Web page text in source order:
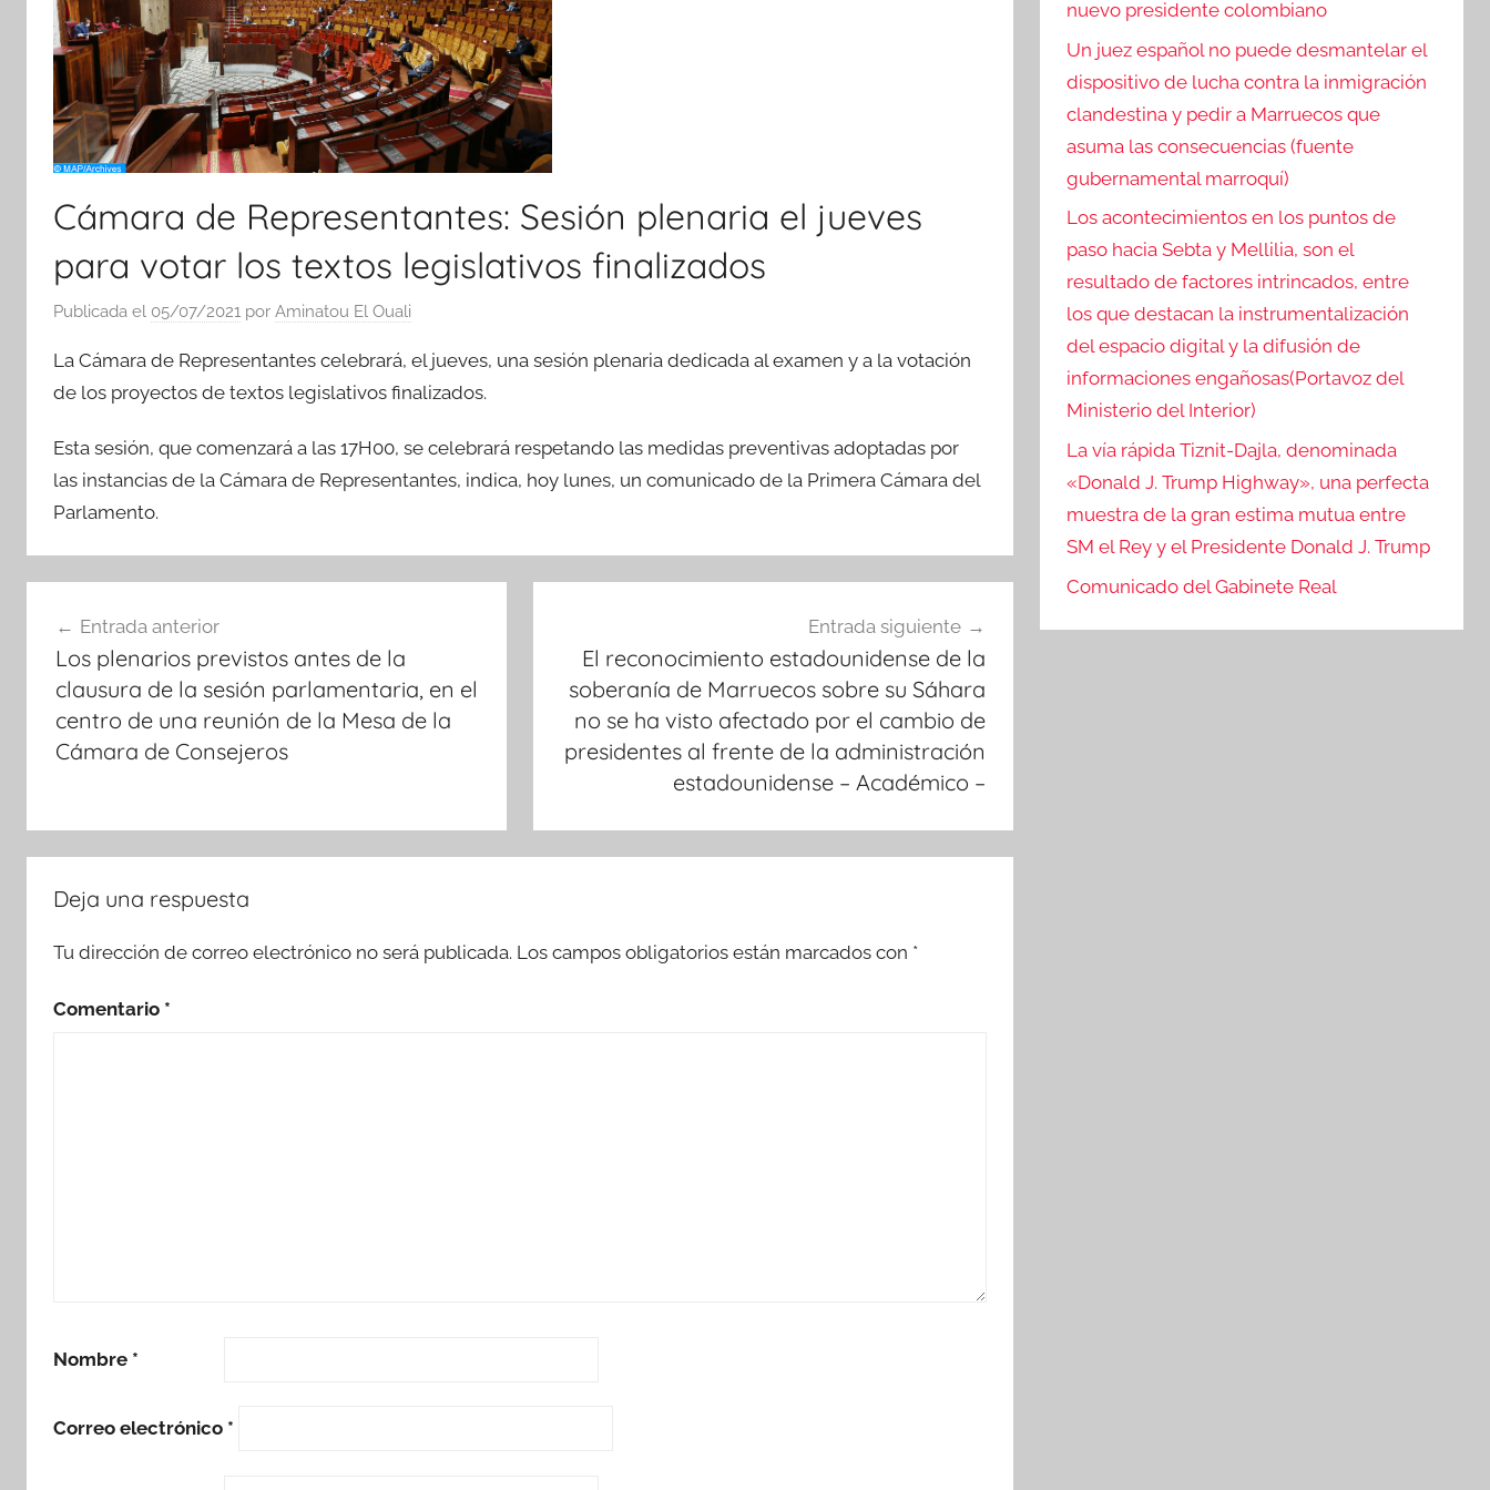
Cámara de Representantes: Sesión plenaria el jueves
para votar los textos legislativos finalizados
Publicada el 05/07/2021 por Aminatou El Ouali
La Cámara de Representantes celebrará, el jueves, una sesión plenaria dedicada al examen y a la votación
de los proyectos de textos legislativos finalizados.
Esta sesión, que comenzará a las 17H00, se celebrará respetando las medidas preventivas adoptadas por
las instancias de la Cámara de Representantes, indica, hoy lunes, un comunicado de la Primera Cámara del
Parlamento.
de
entradas
Entrada anterior
Los plenarios previstos antes de la
clausura de la sesión parlamentaria, en el
centro de una reunión de la Mesa de la
Cámara de Consejeros
Entrada siguiente
El reconocimiento estadounidense de la
soberanía de Marruecos sobre su Sáhara
no se ha visto afectado por el cambio de
presidentes al frente de la administración
estadounidense – Académico –
Deja una respuesta
Tu dirección de correo electrónico no será publicada. Los campos obligatorios están marcados con *
Comentario *
Nombre *
Correo electrónico *
nuevo presidente colombiano
Un juez español no puede desmantelar el
dispositivo de lucha contra la inmigración
clandestina y pedir a Marruecos que
asuma las consecuencias (fuente
gubernamental marroquí)
Los acontecimientos en los puntos de
paso hacia Sebta y Mellilia, son el
resultado de factores intrincados, entre
los que destacan la instrumentalización
del espacio digital y la difusión de
informaciones engañosas(Portavoz del
Ministerio del Interior)
La vía rápida Tiznit-Dajla, denominada
«Donald J. Trump Highway», una perfecta
muestra de la gran estima mutua entre
SM el Rey y el Presidente Donald J. Trump
Comunicado del Gabinete Real